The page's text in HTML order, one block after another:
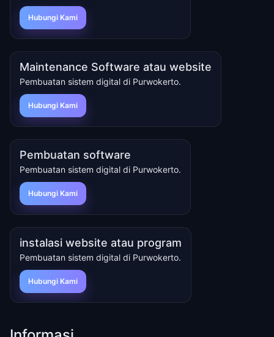
Hubungi Kami
Maintenance Software atau website
Pembuatan sistem digital di Purwokerto.
Hubungi Kami
Pembuatan software
Pembuatan sistem digital di Purwokerto.
Hubungi Kami
instalasi website atau program
Pembuatan sistem digital di Purwokerto.
Hubungi Kami